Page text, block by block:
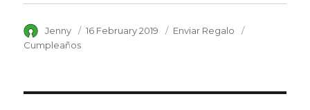
Author
Jenny
Posted
16 February 2019 Category
Enviar Regalo
Cumpleaños